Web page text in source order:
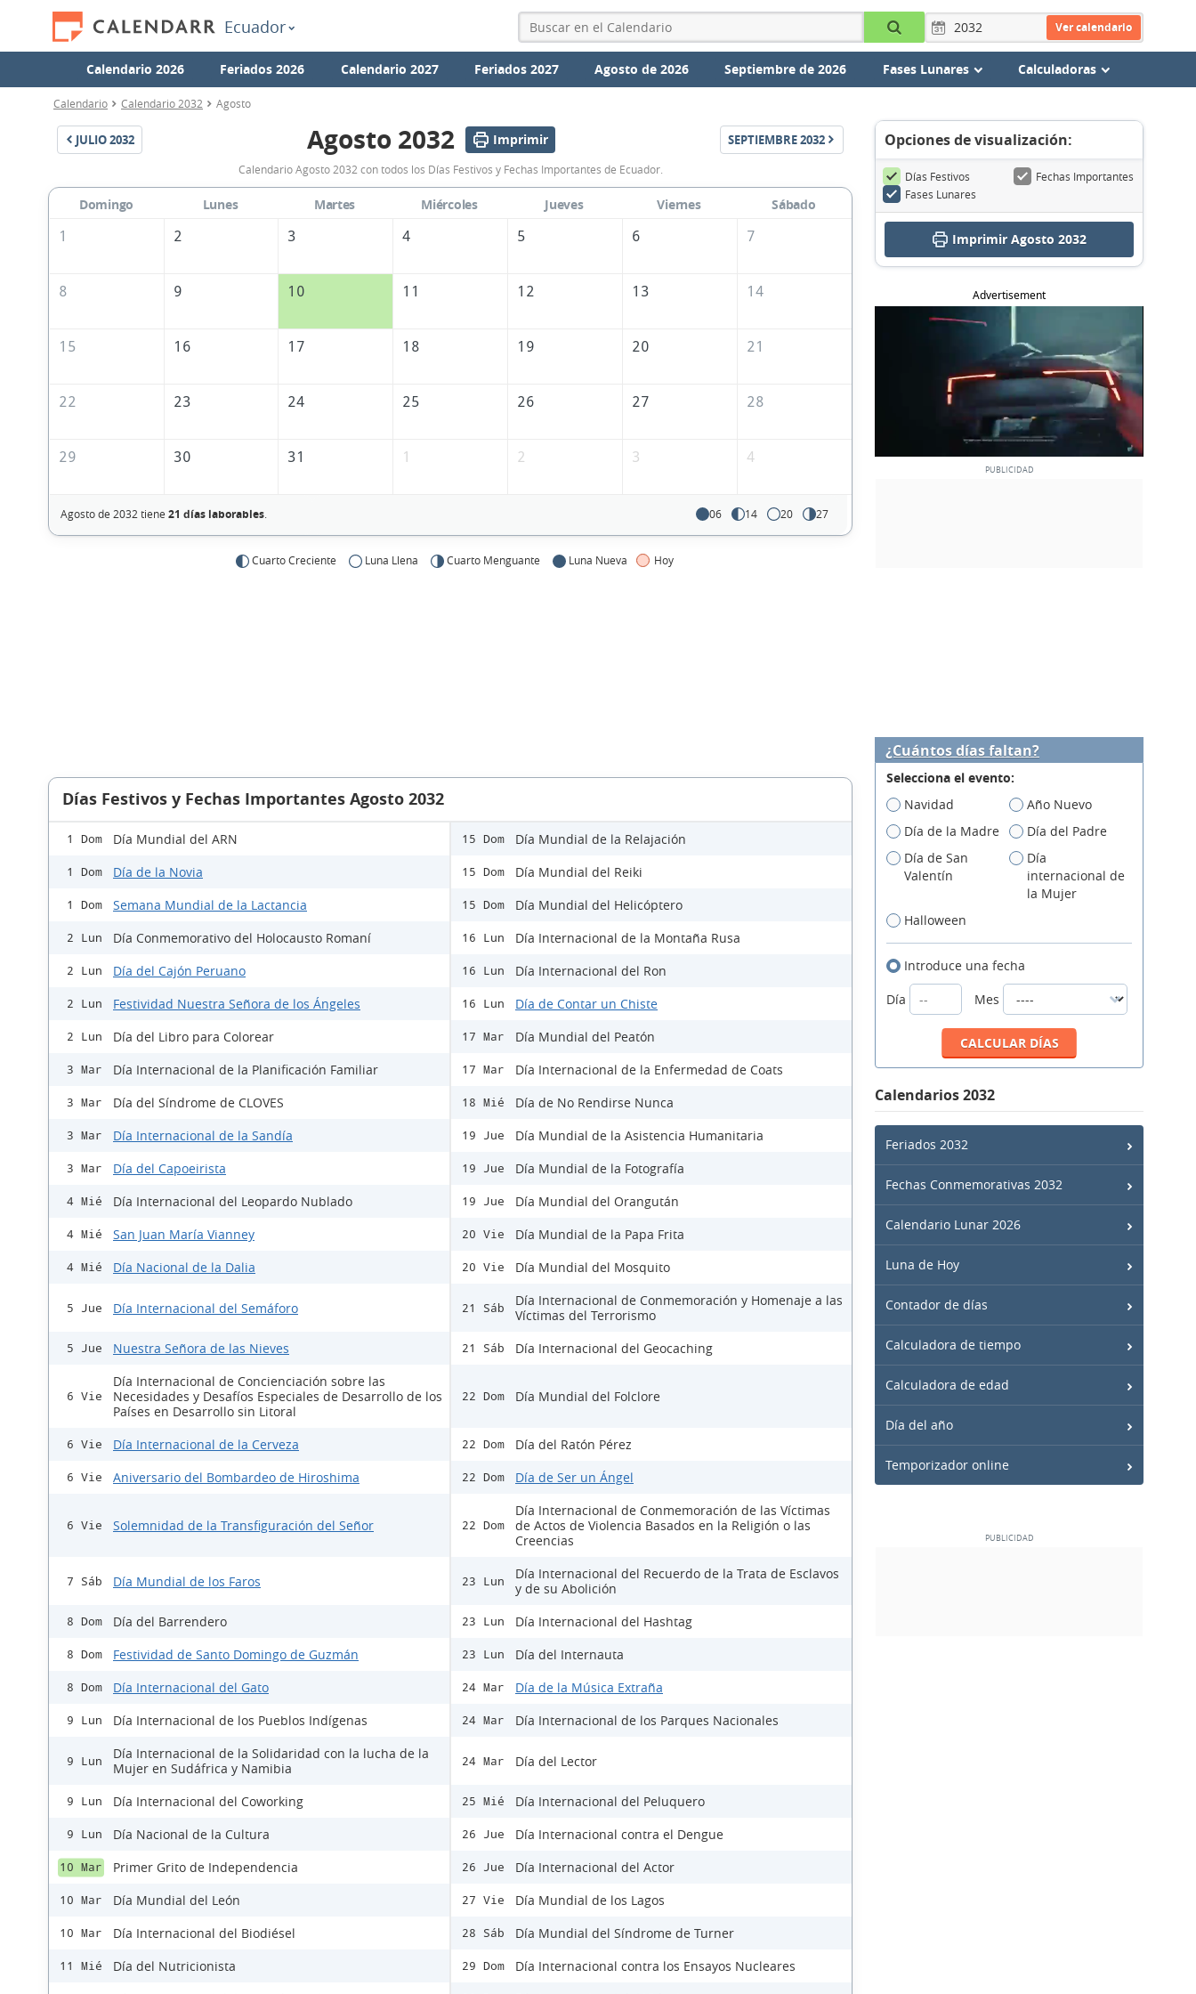
Ecuador Ver calendario
Calendario 2026 Feriados 2026 Calendario 2027 Feriados 2027 Agosto de 2026 Septiembre de 2026 Fases Lunares Calculadoras
Calendario Calendario 2032 Agosto
JULIO2032
Calendario
Agosto
2032
Ecuador
Agosto 2032 Imprimir SEPTIEMBRE2032
Calendario Agosto 2032 con todos los Días Festivos y Fechas Importantes de Ecuador.
Domingo Lunes Martes Miércoles Jueves Viernes
Sábado
1
2 3 4 5 6 7
8 9 10 11 12 13 14
15 16 17 18 19 20 21
22 23 24 25 26 27 28
29 30 31 1 2 3 4
Agosto de 2032 tiene 21 días laborables. 06 14 20 27
Cuarto Creciente Luna Llena Cuarto Menguante Luna Nueva Hoy
Opciones de visualización:
Días Festivos
Fechas Importantes
Fases Lunares
Imprimir Agosto 2032
Advertisement
Días Festivos y Fechas Importantes Agosto 2032
1 Dom Día Mundial del ARN
1 Dom Día de la Novia
1 Dom Semana Mundial de la Lactancia
2 Lun Día Conmemorativo del Holocausto Romaní
2 Lun Día del Cajón Peruano
2 Lun Festividad Nuestra Señora de los Ángeles
2 Lun Día del Libro para Colorear
3 Mar Día Internacional de la Planificación Familiar
3 Mar Día del Síndrome de CLOVES
3 Mar Día Internacional de la Sandía
3 Mar Día del Capoeirista
4 Mié Día Internacional del Leopardo Nublado
4 Mié San Juan María Vianney
4 Mié Día Nacional de la Dalia
5 Jue Día Internacional del Semáforo
5 Jue Nuestra Señora de las Nieves
6 Vie
Día Internacional de Concienciación sobre las
Necesidades y Desafíos Especiales de Desarrollo de los
Países en Desarrollo sin Litoral
6 Vie Día Internacional de la Cerveza
6 Vie Aniversario del Bombardeo de Hiroshima
6 Vie Solemnidad de la Transfiguración del Señor
7 Sáb Día Mundial de los Faros
8 Dom Día del Barrendero
8 Dom Festividad de Santo Domingo de Guzmán
8 Dom Día Internacional del Gato
9 Lun Día Internacional de los Pueblos Indígenas
9 Lun
Día Internacional de la Solidaridad con la lucha de la
Mujer en Sudáfrica y Namibia
9 Lun Día Internacional del Coworking
9 Lun Día Nacional de la Cultura
10 Mar Primer Grito de Independencia
10 Mar Día Mundial del León
10 Mar Día Internacional del Biodiésel
11 Mié Día del Nutricionista
15 Dom Día Mundial de la Relajación
15 Dom Día Mundial del Reiki
15 Dom Día Mundial del Helicóptero
16 Lun Día Internacional de la Montaña Rusa
16 Lun Día Internacional del Ron
16 Lun Día de Contar un Chiste
17 Mar Día Mundial del Peatón
17 Mar Día Internacional de la Enfermedad de Coats
18 Mié Día de No Rendirse Nunca
19 Jue Día Mundial de la Asistencia Humanitaria
19 Jue Día Mundial de la Fotografía
19 Jue Día Mundial del Orangután
20 Vie Día Mundial de la Papa Frita
20 Vie Día Mundial del Mosquito
21 Sáb
Día Internacional de Conmemoración y Homenaje a las
Víctimas del Terrorismo
21 Sáb Día Internacional del Geocaching
22 Dom Día Mundial del Folclore
22 Dom Día del Ratón Pérez
22 Dom Día de Ser un Ángel
22 Dom
Día Internacional de Conmemoración de las Víctimas
de Actos de Violencia Basados en la Religión o las
Creencias
23 Lun
Día Internacional del Recuerdo de la Trata de Esclavos
y de su Abolición
23 Lun Día Internacional del Hashtag
23 Lun Día del Internauta
24 Mar Día de la Música Extraña
24 Mar Día Internacional de los Parques Nacionales
24 Mar Día del Lector
25 Mié Día Internacional del Peluquero
26 Jue Día Internacional contra el Dengue
26 Jue Día Internacional del Actor
27 Vie Día Mundial de los Lagos
28 Sáb Día Mundial del Síndrome de Turner
29 Dom Día Internacional contra los Ensayos Nucleares
¿Cuántos días faltan?
Selecciona el evento:
Navidad
Año Nuevo
Día de la Madre
Día del Padre
Día de San
Valentín
Día
internacional de
la Mujer
Halloween
Introduce una fecha
Día
Mes
Calendarios 2032
Feriados 2032
Fechas Conmemorativas 2032
Calendario Lunar 2026
Luna de Hoy
Contador de días
Calculadora de tiempo
Calculadora de edad
Día del año
Temporizador online